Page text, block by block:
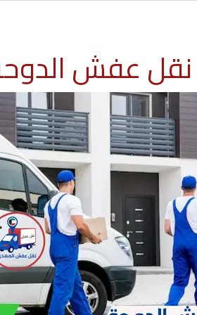
60776685 افضل شركة نقل اثاث